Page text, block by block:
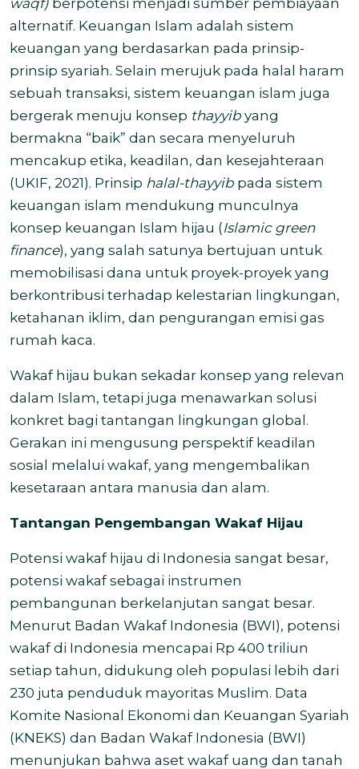
alternatif. Keuangan Islam adalah sistem
keuangan yang berdasarkan pada prinsip-
prinsip syariah. Selain merujuk pada halal haram
sebuah transaksi, sistem keuangan islam juga
bergerak menuju konsep thayyib yang
bermakna “baik” dan secara menyeluruh
mencakup etika, keadilan, dan kesejahteraan
(UKIF, 2021). Prinsip halal-thayyib pada sistem
keuangan islam mendukung munculnya
konsep keuangan Islam hijau (Islamic green
finance), yang salah satunya bertujuan untuk
memobilisasi dana untuk proyek-proyek yang
berkontribusi terhadap kelestarian lingkungan,
ketahanan iklim, dan pengurangan emisi gas
rumah kaca.
Wakaf hijau bukan sekadar konsep yang relevan
dalam Islam, tetapi juga menawarkan solusi
konkret bagi tantangan lingkungan global.
Gerakan ini mengusung perspektif keadilan
sosial melalui wakaf, yang mengembalikan
kesetaraan antara manusia dan alam.
Tantangan Pengembangan Wakaf Hijau
Potensi wakaf hijau di Indonesia sangat besar,
potensi wakaf sebagai instrumen
pembangunan berkelanjutan sangat besar.
Menurut Badan Wakaf Indonesia (BWI), potensi
wakaf di Indonesia mencapai Rp 400 triliun
setiap tahun, didukung oleh populasi lebih dari
230 juta penduduk mayoritas Muslim. Data
Komite Nasional Ekonomi dan Keuangan Syariah
(KNEKS) dan Badan Wakaf Indonesia (BWI)
menunjukan bahwa aset wakaf uang dan tanah